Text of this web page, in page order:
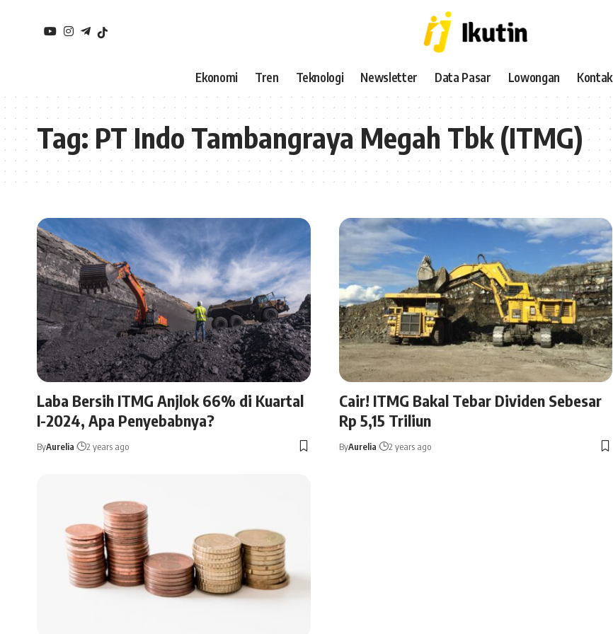
Ekonomi Tren Teknologi Newsletter Data Pasar Lowongan Kontak
Tag:PT Indo Tambangraya Megah Tbk (ITMG)
Laba Bersih ITMG Anjlok 66% di Kuartal
I-2024, Apa Penyebabnya?
ByAurelia 2 years ago
Cair! ITMG Bakal Tebar Dividen Sebesar
Rp 5,15 Triliun
ByAurelia 2 years ago